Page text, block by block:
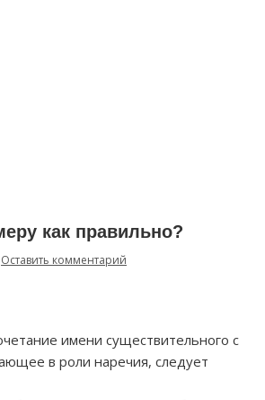
как правильно?
Оставить комментарий
имени существительного с
в роли наречия, следует